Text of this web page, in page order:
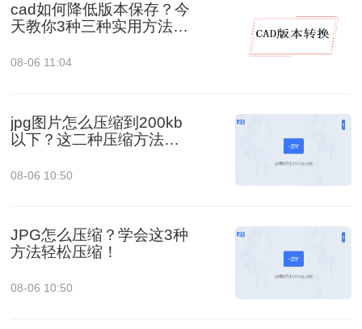
cad如何降低版本保存？今
天教你3种三种实用方法对
08-06 11:04
jpg图片怎么压缩到200kb
以下？这二种压缩方法你
08-06 10:50
JPG怎么压缩？学会这3种
方法轻松压缩！
08-06 10:50